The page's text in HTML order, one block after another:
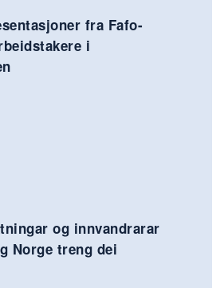
fra Fafo-
i
og innvandrarar
Norge treng dei